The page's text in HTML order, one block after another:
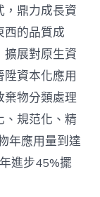
，鼎力成長資
西的品質成
擴展對原生資
資本化應用
棄物分類處理
、規范化、精
年應用量到達
進步45%擺